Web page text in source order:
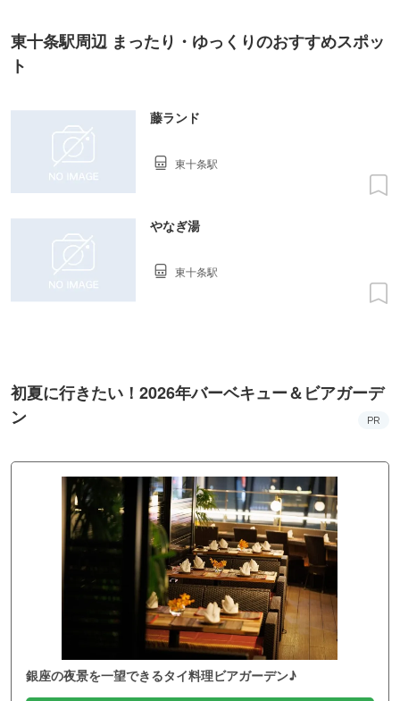
東十条駅周辺 まったり・ゆっくりのおすすめスポッ
ト
藤ランド
東十条駅
やなぎ湯
東十条駅
初夏に行きたい！2026年バーベキュー＆ビアガーデ
ン
PR
銀座の夜景を一望できるタイ料理ビアガーデン♪